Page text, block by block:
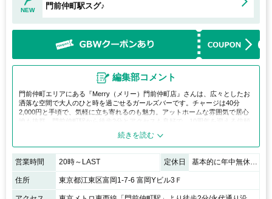
NEW 門前仲町駅スグ♪
編集部コメント
門前仲町エリアにある『Merry（メリー）門前仲町店』さんは、広々としたお
洒落な空間で大人のひと時を過ごせるガールズバーです。チャージは40分
2,000円と手頃で、気軽に立ち寄れるのも魅力。アットホームな雰囲気で居心
地も抜群。門前仲町駅から徒歩2分とアクセスも良好で、10周年を迎える信頼
ある人気店。落ち着いた時間を楽しみたい方におすすめです。
営業時間 20時～LAST 定休日 基本的に年中無休（年末年始等の休みは告知いたします）
住所 東京都江東区富岡1-7-6 富岡Yビル3Ｆ